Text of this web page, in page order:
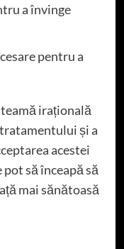
a învinge
pentru a
irațională
și a
acestei
să înceapă să
mai sănătoasă